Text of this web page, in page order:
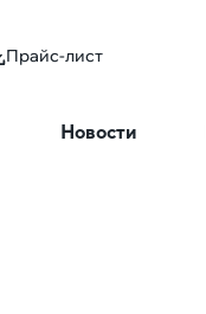
Прайс-лист
Новости